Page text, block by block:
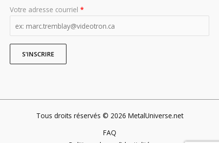
Votre adresse courriel *
Tous droits réservés © 2026 MetalUniverse.net
FAQ